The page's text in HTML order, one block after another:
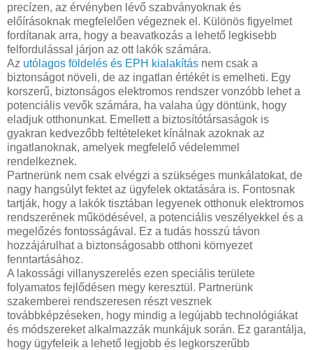
precízen, az érvényben lévő szabványoknak és
előírásoknak megfelelően végeznek el. Különös figyelmet
fordítanak arra, hogy a beavatkozás a lehető legkisebb
felfordulással járjon az ott lakók számára.
Az utólagos földelés és EPH kialakítás nem csak a
biztonságot növeli, de az ingatlan értékét is emelheti. Egy
korszerű, biztonságos elektromos rendszer vonzóbb lehet a
potenciális vevők számára, ha valaha úgy döntünk, hogy
eladjuk otthonunkat. Emellett a biztosítótársaságok is
gyakran kedvezőbb feltételeket kínálnak azoknak az
ingatlanoknak, amelyek megfelelő védelemmel
rendelkeznek.
Partnerünk nem csak elvégzi a szükséges munkálatokat, de
nagy hangsúlyt fektet az ügyfelek oktatására is. Fontosnak
tartják, hogy a lakók tisztában legyenek otthonuk elektromos
rendszerének működésével, a potenciális veszélyekkel és a
megelőzés fontosságával. Ez a tudás hosszú távon
hozzájárulhat a biztonságosabb otthoni környezet
fenntartásához.
A lakossági villanyszerelés ezen speciális területe
folyamatos fejlődésen megy keresztül. Partnerünk
szakemberei rendszeresen részt vesznek
továbbképzéseken, hogy mindig a legújabb technológiákat
és módszereket alkalmazzák munkájuk során. Ez garantálja,
hogy ügyfeleik a lehető legjobb és legkorszerűbb